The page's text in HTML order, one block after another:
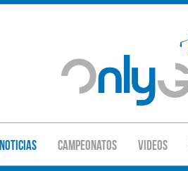
Noticias Campeonatos Videos